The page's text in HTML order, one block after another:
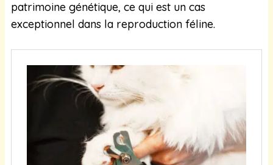
patrimoine génétique, ce qui est un cas
exceptionnel dans la reproduction féline.